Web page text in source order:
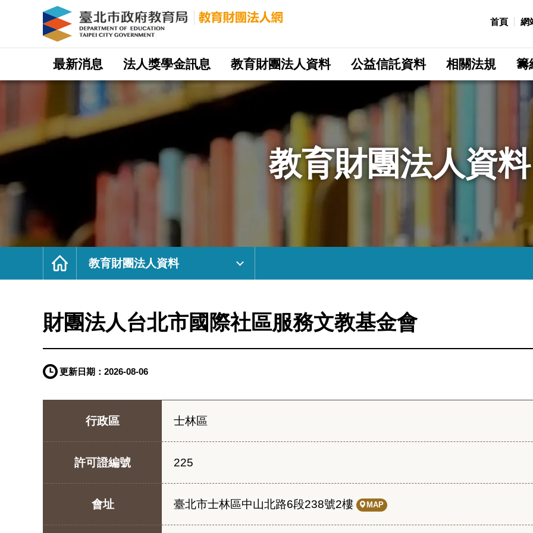
際
文
育
局
法
人
首頁 網
網
最新消息 法人獎學金訊息 教育財團法人資料 公益信託資料 相關法規 籌
教育財團法人資料
首
教育財團法人資料
財團法人台北市國際社區服務文教基金會
更新日期： 2026-08-06
行政區 士林區
許可證編號 225
會址 臺北市士林區中山北路6段238號2樓 MAP